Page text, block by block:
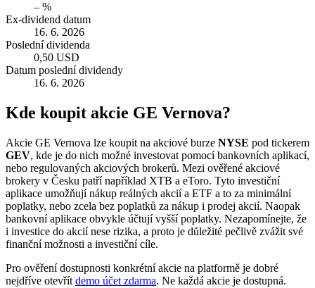
– %
Ex-dividend datum
16. 6. 2026
Poslední dividenda
0,50 USD
Datum poslední dividendy
16. 6. 2026
Kde koupit akcie GE Vernova?
Akcie GE Vernova lze koupit na akciové burze NYSE pod tickerem
GEV, kde je do nich možné investovat pomocí bankovních aplikací,
nebo regulovaných akciových brokerů. Mezi ověřené akciové
brokery v Česku patří například XTB a eToro. Tyto investiční
aplikace umožňují nákup reálných akcií a ETF a to za minimální
poplatky, nebo zcela bez poplatků za nákup i prodej akcií. Naopak
bankovní aplikace obvykle účtují vyšší poplatky. Nezapomínejte, že
i investice do akcií nese rizika, a proto je důležité pečlivě zvážit své
finanční možnosti a investiční cíle.
Pro ověření dostupnosti konkrétní akcie na platformě je dobré
nejdříve otevřít demo účet zdarma. Ne každá akcie je dostupná.